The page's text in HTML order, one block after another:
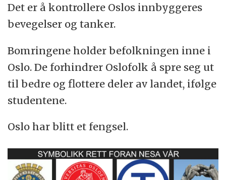
Det er å kontrollere Oslos innbyggeres
bevegelser og tanker.
Bomringene holder befolkningen inne i
Oslo. De forhindrer Oslofolk å spre seg ut
til bedre og flottere deler av landet, ifølge
studentene.
Oslo har blitt et fengsel.